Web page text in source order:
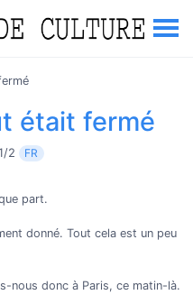
était fermé
2 FR
part.
donné. Tout cela est un peu
nous donc à Paris, ce matin-là.